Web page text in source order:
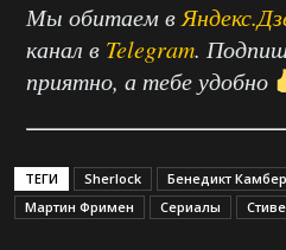
Мы обитаем в
канал в Telegram.
приятно, а тебе удобно
ТЕГИ Sherlock Бенедикт
Мартин Фримен
Сериалы